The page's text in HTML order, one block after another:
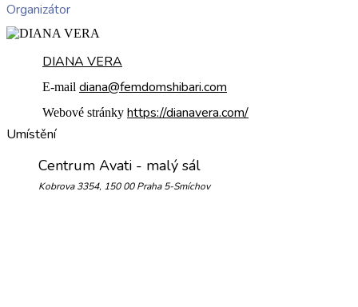
Organizátor
DIANA VERA
E-mail diana@femdomshibari.com
Webové stránky https://dianavera.com/
Umístění
Centrum Avati - malý sál
Kobrova 3354, 150 00 Praha 5-Smíchov